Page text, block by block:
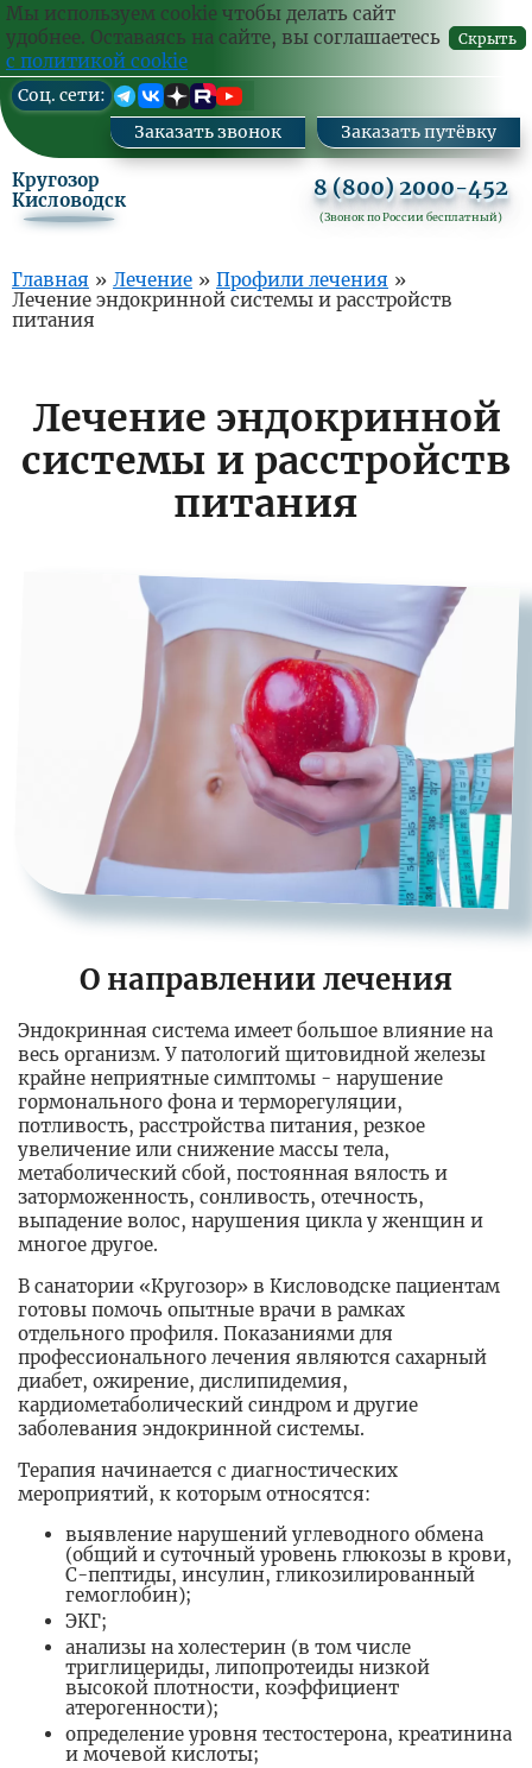
Мы используем cookie чтобы делать сайт
удобнее. Оставаясь на сайте, вы соглашаетесь
с политикой cookie
Скрыть
Перейти
к
основному
содержанию
Cоц. сети:
Заказать звонок
Заказать путёвку
Кругозор
Кисловодск
8 (800) 2000-452
(Звонок по России бесплатный)
Основная
навигация
Главная » Лечение » Профили лечения »
Лечение эндокринной системы и расстройств
питания
Лечение эндокринной
системы и расстройств
питания
О направлении лечения
Эндокринная система имеет большое влияние на
весь организм. У патологий щитовидной железы
крайне неприятные симптомы - нарушение
гормонального фона и терморегуляции,
потливость, расстройства питания, резкое
увеличение или снижение массы тела,
метаболический сбой, постоянная вялость и
заторможенность, сонливость, отечность,
выпадение волос, нарушения цикла у женщин и
многое другое.
В санатории «Кругозор» в Кисловодске пациентам
готовы помочь опытные врачи в рамках
отдельного профиля. Показаниями для
профессионального лечения являются сахарный
диабет, ожирение, дислипидемия,
кардиометаболический синдром и другие
заболевания эндокринной системы.
Терапия начинается с диагностических
мероприятий, к которым относятся:
выявление нарушений углеводного обмена
(общий и суточный уровень глюкозы в крови,
С-пептиды, инсулин, гликозилированный
гемоглобин);
ЭКГ;
анализы на холестерин (в том числе
триглицериды, липопротеиды низкой
высокой плотности, коэффициент
атерогенности);
определение уровня тестостерона, креатинина
и мочевой кислоты;